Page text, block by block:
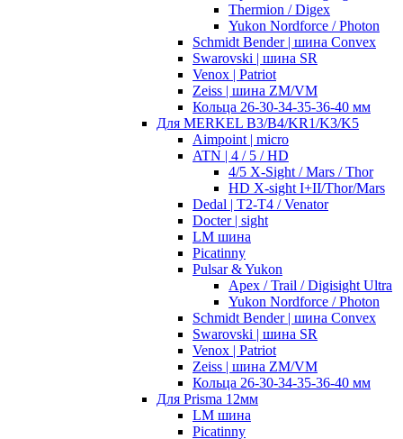
Thermion / Digex
Yukon Nordforce / Photon
Schmidt Bender | шина Convex
Swarovski | шина SR
Venox | Patriot
Zeiss | шина ZM/VM
Кольца 26-30-34-35-36-40 мм
Для MERKEL B3/B4/KR1/K3/K5
Aimpoint | micro
ATN | 4 / 5 / HD
4/5 X-Sight / Mars / Thor
HD X-sight I+II/Thor/Mars
Dedal | T2-T4 / Venator
Docter | sight
LM шина
Picatinny
Pulsar & Yukon
Apex / Trail / Digisight Ultra
Yukon Nordforce / Photon
Schmidt Bender | шина Convex
Swarovski | шина SR
Venox | Patriot
Zeiss | шина ZM/VM
Кольца 26-30-34-35-36-40 мм
Для Prisma 12мм
LM шина
Picatinny